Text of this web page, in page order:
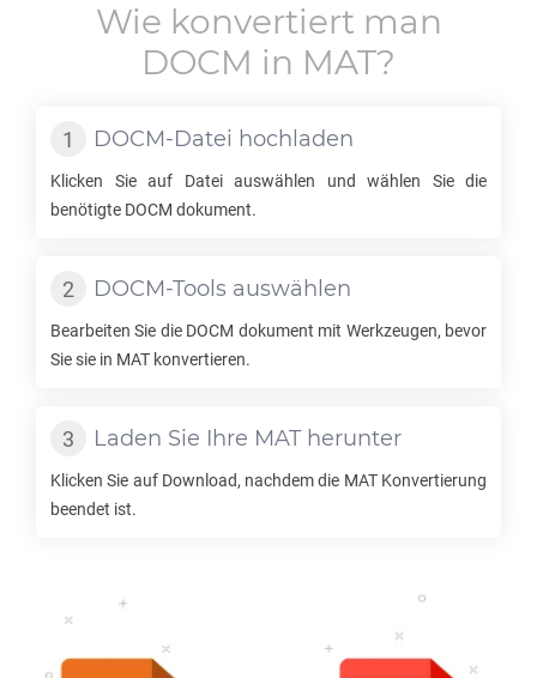
Wie konvertiert man
DOCM in MAT?
DOCM-Datei hochladen
Klicken Sie auf Datei auswählen und wählen Sie die
benötigte DOCM dokument.
DOCM-Tools auswählen
Bearbeiten Sie die DOCM dokument mit Werkzeugen, bevor
Sie sie in MAT konvertieren.
Laden Sie Ihre MATherunter
Klicken Sie auf Download, nachdem die MATKonvertierung
beendet ist.